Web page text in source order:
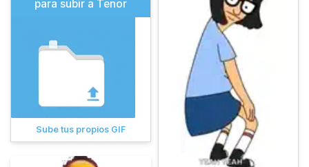
para subir a Tenor
Sube tus propios GIF